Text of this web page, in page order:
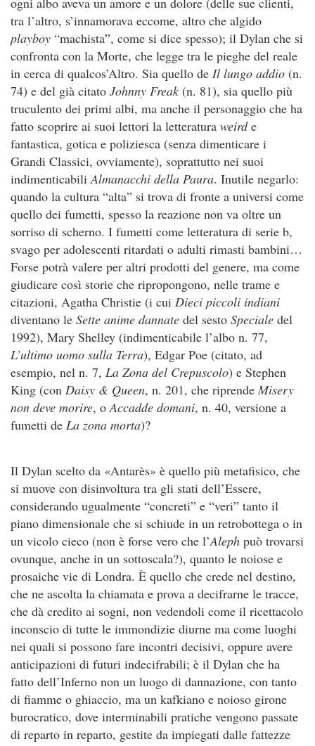
tra l’altro, s’innamorava eccome, altro che algido
playboy “machista”, come si dice spesso); il Dylan che si
confronta con la Morte, che legge tra le pieghe del reale
in cerca di qualcos’Altro. Sia quello de Il lungo addio (n.
74) e del già citato Johnny Freak (n. 81), sia quello più
truculento dei primi albi, ma anche il personaggio che ha
fatto scoprire ai suoi lettori la letteratura weirde
fantastica, gotica e poliziesca (senza dimenticare i
Grandi Classici, ovviamente), soprattutto nei suoi
indimenticabiliAlmanacchi della Paura. Inutile negarlo:
quando la cultura “alta” si trova di fronte a universi come
quello dei fumetti, spesso la reazione non va oltre un
sorriso di scherno. I fumetti come letteratura di serie b,
svago per adolescenti ritardati o adulti rimasti bambini…
Forse potrà valere per altri prodotti del genere, ma come
giudicare così storie che ripropongono, nelle trame e
citazioni, Agatha Christie (i cui Dieci piccoli indiani
diventano le Sette anime dannate del sesto Speciale del
1992), Mary Shelley (indimenticabile l’albo n. 77,
L’ultimo uomo sulla Terra), Edgar Poe (citato, ad
esempio, nel n. 7, La Zona del Crepuscolo) e Stephen
King (con Daisy & Queen, n. 201, che riprende Misery
non deve morire, oAccadde domani, n. 40, versione a
fumetti de La zona morta)?
Il Dylan scelto da «Antarès» è quello più metafisico, che
si muove con disinvoltura tra gli stati dell’Essere,
considerando ugualmente “concreti” e “veri” tanto il
piano dimensionale che si schiude in un retrobottega o in
un vicolo cieco (non è forse vero che l’Aleph può trovarsi
ovunque, anche in un sottoscala?), quanto le noiose e
prosaiche vie di Londra. È quello che crede nel destino,
che ne ascolta la chiamata e prova a decifrarne le tracce,
che dà credito ai sogni, non vedendoli come il ricettacolo
inconscio di tutte le immondizie diurne ma come luoghi
nei quali si possono fare incontri decisivi, oppure avere
anticipazioni di futuri indecifrabili; è il Dylan che ha
fatto dell’Inferno non un luogo di dannazione, con tanto
di fiamme o ghiaccio, ma un kafkiano e noioso girone
burocratico, dove interminabili pratiche vengono passate
di reparto in reparto, gestite da impiegati dalle fattezze